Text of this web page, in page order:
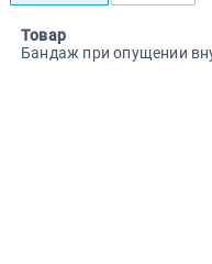
Товар
Бандаж при опущении